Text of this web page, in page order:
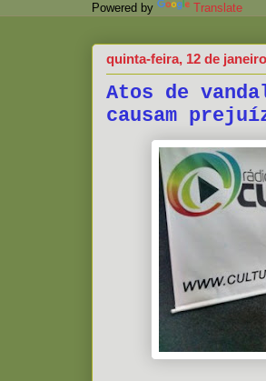
Powered by Translate
quinta-feira, 12 de
Atos de
causam